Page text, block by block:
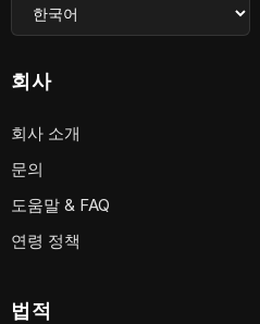
회사
회사 소개
문의
도움말 & FAQ
연령 정책
법적